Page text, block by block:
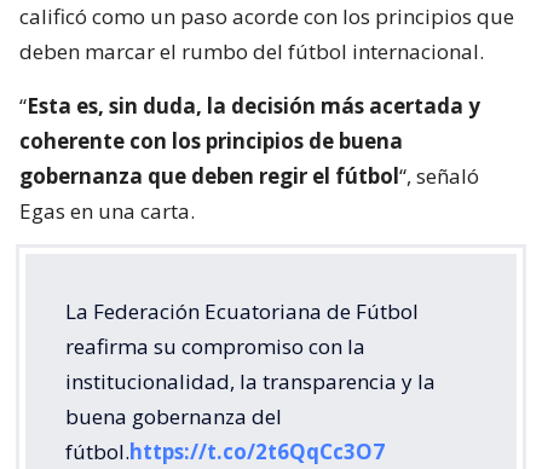
calificó como un paso acorde con los principios que
deben marcar el rumbo del fútbol internacional.
“Esta es, sin duda, la decisión más acertada y
coherente con los principios de buena
gobernanza que deben regir el fútbol“, señaló
Egas en una carta.
La Federación Ecuatoriana de Fútbol
reafirma su compromiso con la
institucionalidad, la transparencia y la
buena gobernanza del
fútbol.https://t.co/2t6QqCc3O7